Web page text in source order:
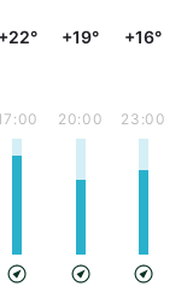
+22° +19° +16°
20:00 23:00